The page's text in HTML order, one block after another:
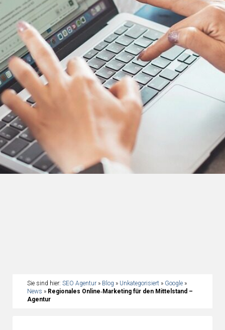
Sie sind hier: SEO Agentur » Blog » Unkategorisiert » Google »
News » Regionales Online‑Marketing für den Mittelstand –
Agentur